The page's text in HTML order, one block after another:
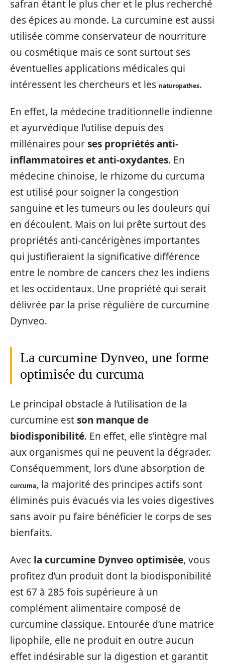
safran étant le plus cher et le plus recherché
des épices au monde. La curcumine est aussi
utilisée comme conservateur de nourriture
ou cosmétique mais ce sont surtout ses
éventuelles applications médicales qui
intéressent les chercheurs et les naturopathes.
En effet, la médecine traditionnelle indienne
et ayurvédique l’utilise depuis des
millénaires pourses propriétés anti-
inflammatoires et anti-oxydantes. En
médecine chinoise, le rhizome du curcuma
est utilisé pour soigner la congestion
sanguine et les tumeurs ou les douleurs qui
en découlent. Mais on lui prête surtout des
propriétés anti-cancérigènes importantes
qui justifieraient la significative différence
entre le nombre de cancers chez les indiens
et les occidentaux. Une propriété qui serait
délivrée par la prise régulière de curcumine
Dynveo.
La curcumine Dynveo, une forme
optimisée du curcuma
Le principal obstacle à l’utilisation de la
curcumine estson manque de
biodisponibilité. En effet, elle s’intègre mal
aux organismes qui ne peuvent la dégrader.
Conséquemment, lors d’une absorption de
curcuma, la majorité des principes actifs sont
éliminés puis évacués via les voies digestives
sans avoir pu faire bénéficier le corps de ses
bienfaits.
Avec la curcumine Dynveo optimisée, vous
profitez d’un produit dont la biodisponibilité
est 67 à 285 fois supérieure à un
complément alimentaire composé de
curcumine classique. Entourée d’une matrice
lipophile, elle ne produit en outre aucun
effet indésirable sur la digestion et garantit